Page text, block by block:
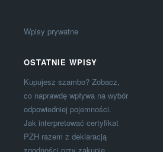
Wpisy prywatne
OSTATNIE WPISY
Kupujesz szambo? Zobacz,
co naprawdę wpływa na wybór
odpowiedniej pojemności.
Jak interpretować certyfikat
PZH razem z deklaracją